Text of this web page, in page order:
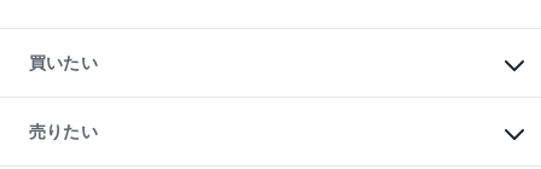
買いたい
新築・分譲マンションの購入
中古マンションの購入
一戸建ての購入
売りたい